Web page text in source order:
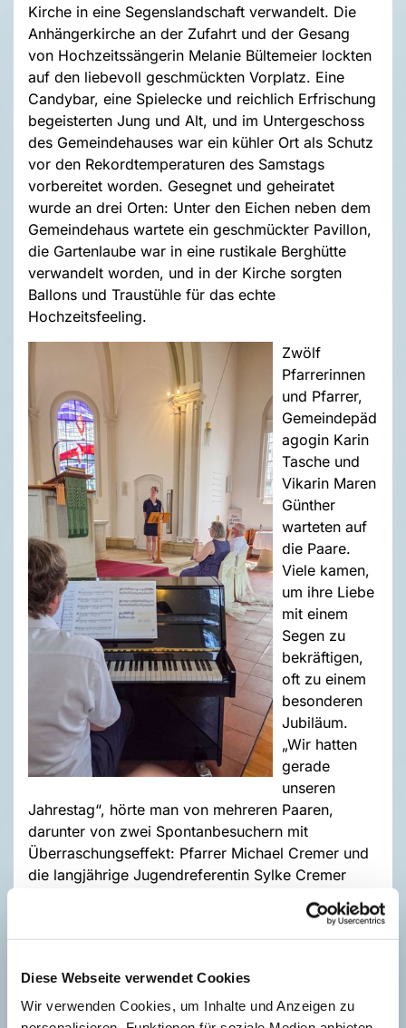
Diese Webseite verwendet Cookies
Wir verwenden Cookies, um Inhalte und Anzeigen zu
Kirche in eine Segenslandschaft verwandelt. Die
Anhängerkirche an der Zufahrt und der Gesang
von Hochzeitssängerin Melanie Bültemeier lockten
auf den liebevoll geschmückten Vorplatz. Eine
Candybar, eine Spielecke und reichlich Erfrischung
begeisterten Jung und Alt, und im Untergeschoss
des Gemeindehauses war ein kühler Ort als Schutz
vor den Rekordtemperaturen des Samstags
vorbereitet worden. Gesegnet und geheiratet
wurde an drei Orten: Unter den Eichen neben dem
Gemeindehaus wartete ein geschmückter Pavillon,
die Gartenlaube war in eine rustikale Berghütte
verwandelt worden, und in der Kirche sorgten
Ballons und Traustühle für das echte
Hochzeitsfeeling.
Zwölf
Pfarrerinnen
und Pfarrer,
Gemeindepäd
agogin Karin
Tasche und
Vikarin Maren
Günther
warteten auf
die Paare.
Viele kamen,
um ihre Liebe
mit einem
Segen zu
bekräftigen,
oft zu einem
besonderen
Jubiläum.
„Wir hatten
gerade
unseren
Jahrestag“, hörte man von mehreren Paaren,
darunter von zwei Spontanbesuchern mit
Überraschungseffekt: Pfarrer Michael Cremer und
die langjährige Jugendreferentin Sylke Cremer
kamen zur Hochzeit auf die Lohe. Bei aller